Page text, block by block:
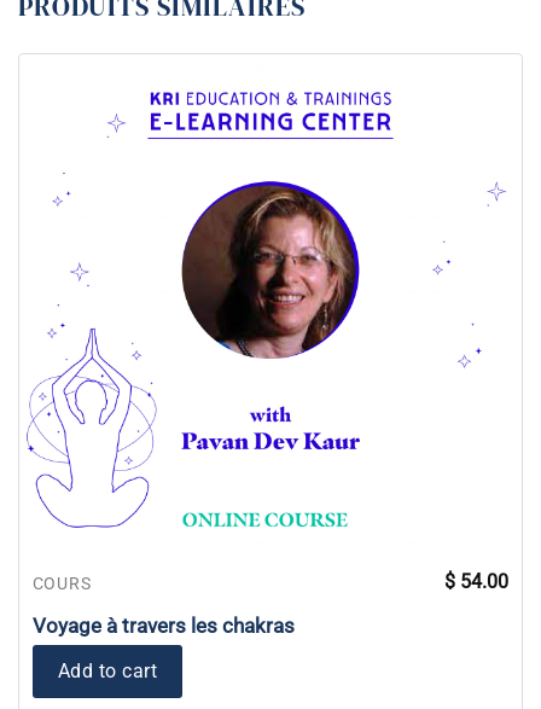
COURS
Voyage à travers les chakras
$ 54.00
Add to cart